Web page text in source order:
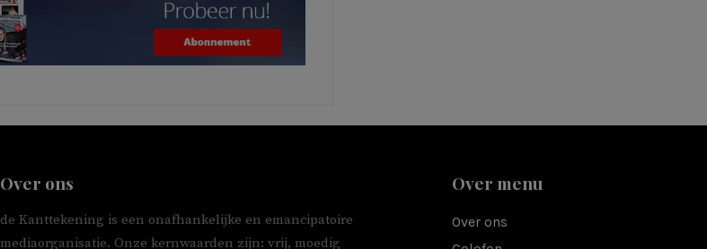
Over ons
de Kanttekening is een onafhankelijke en emancipatoire
mediaorganisatie. Onze kernwaarden zijn: vrij, moedig
Over menu
Over ons